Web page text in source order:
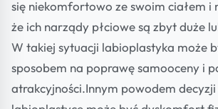
się niekomfortowo ze swoim ciałem i
że ich narządy płciowe są zbyt duże
W takiej sytuacji labioplastyka może
sposobem na poprawę samooceny i
atrakcyjności.Innym powodem